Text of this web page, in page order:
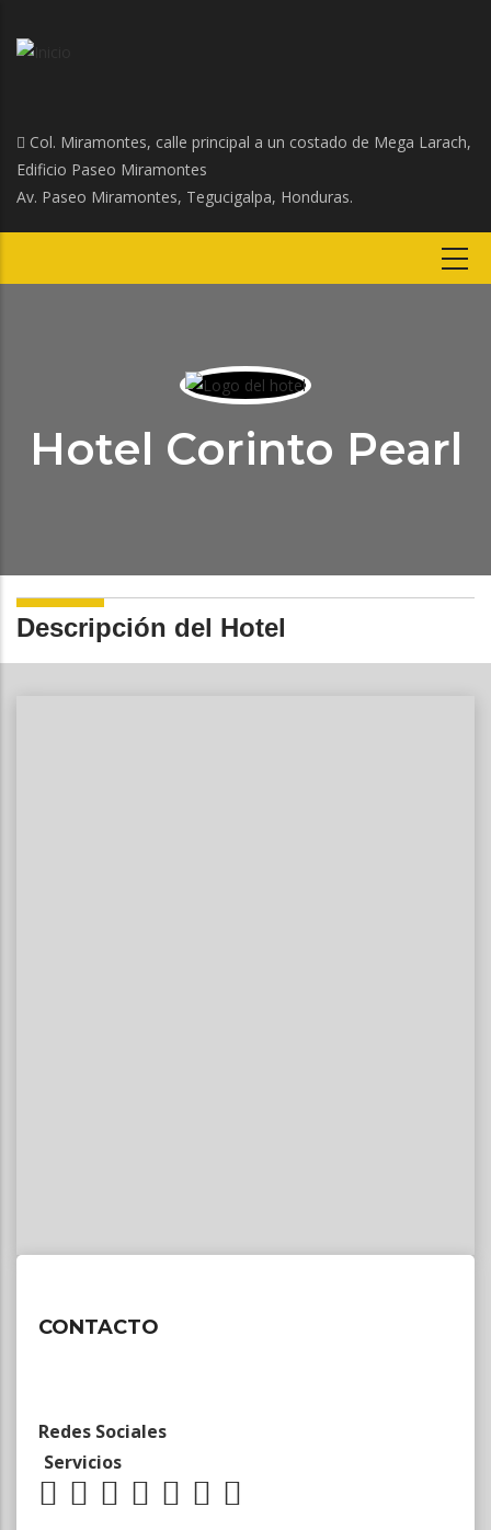
Col. Miramontes, calle principal a un costado de Mega Larach,
Edificio Paseo Miramontes
Av. Paseo Miramontes, Tegucigalpa, Honduras.
Hotel Corinto Pearl
Descripción del Hotel
CONTACTO
Redes Sociales
Servicios